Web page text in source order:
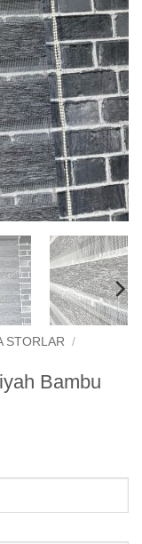
STORLAR
/
Bambu